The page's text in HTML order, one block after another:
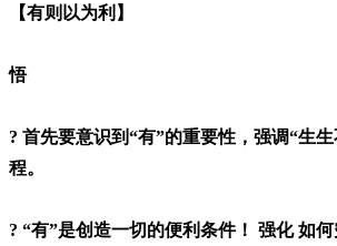
【有则以为利】
悟
? 首先要意识到“有”的重要性，强调“生
程。
? “有”是创造一切的便利条件！ 强化 如